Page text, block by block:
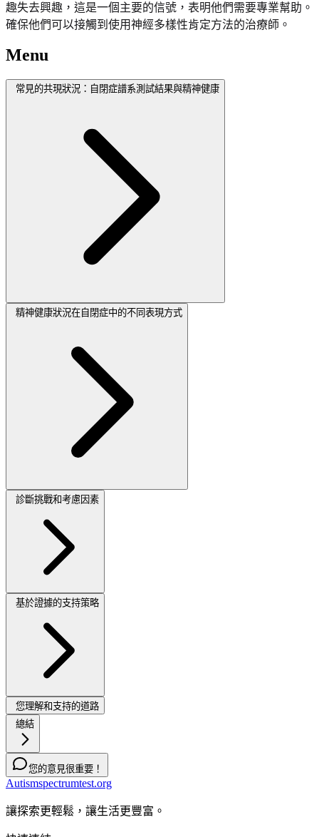
趣失去興趣，這是一個主要的信號，表明他們需要專業幫助。
確保他們可以接觸到使用神經多樣性肯定方法的治療師。
Menu
常見的共現狀況：自閉症譜系測試結果與精神健康
精神健康狀況在自閉症中的不同表現方式
診斷挑戰和考慮因素
基於證據的支持策略
您理解和支持的道路
總結
您的意見很重要！
Autismspectrumtest.org
讓探索更輕鬆，讓生活更豐富。